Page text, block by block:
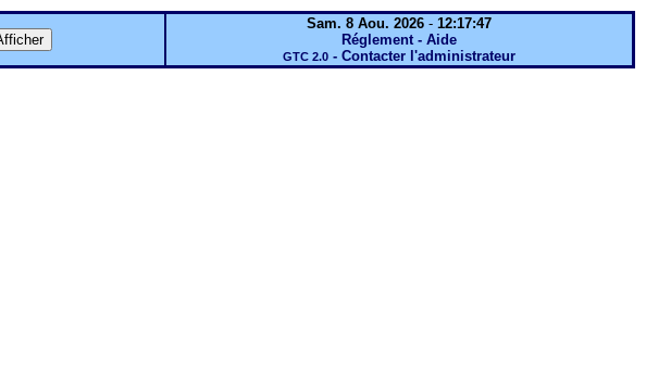
Sam. 8 Aou. 2026 - 12:17:47
Réglement - Aide
GTC 2.0 - Contacter l'administrateur